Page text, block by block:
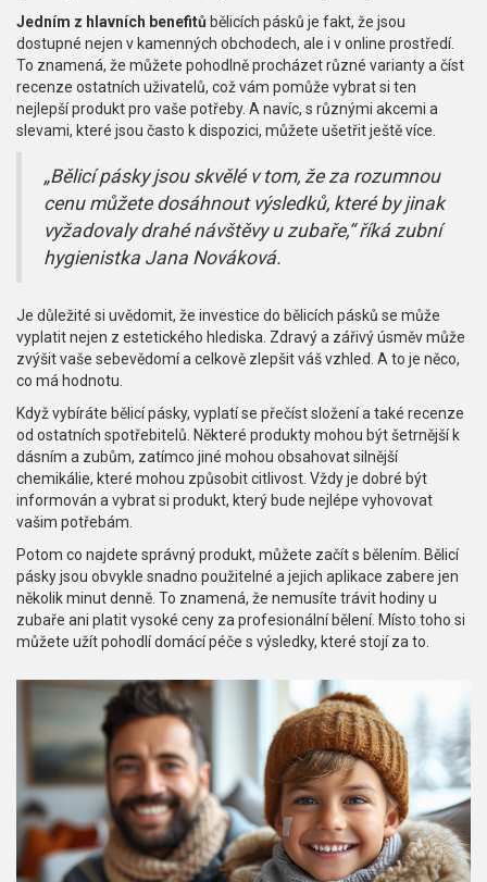
Jedním z hlavních benefitů bělicích pásků je fakt, že jsou
dostupné nejen v kamenných obchodech, ale i v online prostředí.
To znamená, že můžete pohodlně procházet různé varianty a číst
recenze ostatních uživatelů, což vám pomůže vybrat si ten
nejlepší produkt pro vaše potřeby. A navíc, s různými akcemi a
slevami, které jsou často k dispozici, můžete ušetřit ještě více.
„Bělicí pásky jsou skvělé v tom, že za rozumnou
cenu můžete dosáhnout výsledků, které by jinak
vyžadovaly drahé návštěvy u zubaře,“ říká zubní
hygienistka Jana Nováková.
Je důležité si uvědomit, že investice do bělicích pásků se může
vyplatit nejen z estetického hlediska. Zdravý a zářivý úsměv může
zvýšit vaše sebevědomí a celkově zlepšit váš vzhled. A to je něco,
co má hodnotu.
Když vybíráte bělicí pásky, vyplatí se přečíst složení a také recenze
od ostatních spotřebitelů. Některé produkty mohou být šetrnější k
dásním a zubům, zatímco jiné mohou obsahovat silnější
chemikálie, které mohou způsobit citlivost. Vždy je dobré být
informován a vybrat si produkt, který bude nejlépe vyhovovat
vašim potřebám.
Potom co najdete správný produkt, můžete začít s bělením. Bělicí
pásky jsou obvykle snadno použitelné a jejich aplikace zabere jen
několik minut denně. To znamená, že nemusíte trávit hodiny u
zubaře ani platit vysoké ceny za profesionální bělení. Místo toho si
můžete užít pohodlí domácí péče s výsledky, které stojí za to.